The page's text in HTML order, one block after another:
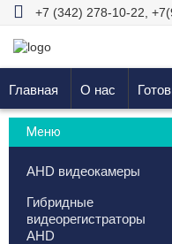
+7 (342) 278-10-22
Главная О нас
Меню
AHD видеокамеры
Гибридные
видеорегистраторы
AHD